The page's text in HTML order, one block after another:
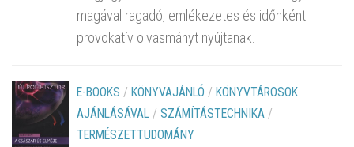
magával ragadó, emlékezetes és időnként
provokatív olvasmányt nyújtanak.
E-BOOKS / KÖNYVAJÁNLÓ / KÖNYVTÁROSOK
AJÁNLÁSÁVAL / SZÁMÍTÁSTECHNIKA /
TERMÉSZETTUDOMÁNY